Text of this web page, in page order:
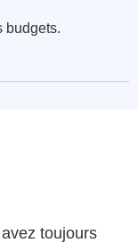
budgets.
toujours